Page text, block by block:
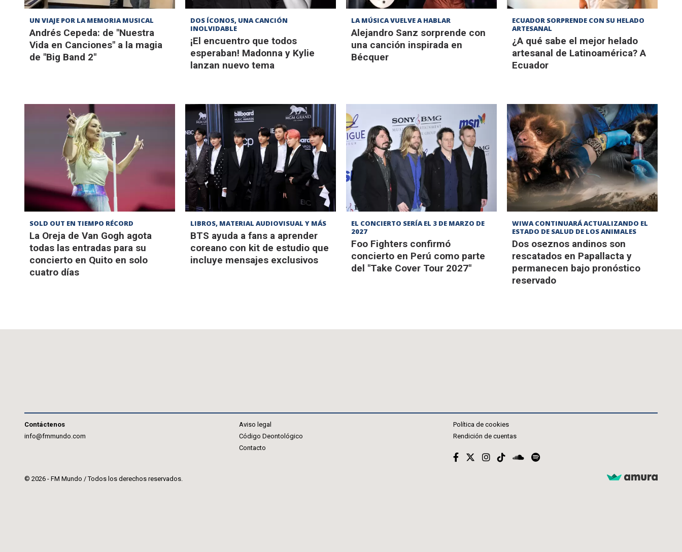
UN VIAJE POR LA MEMORIA MUSICAL
Andrés Cepeda: de "Nuestra
Vida en Canciones" a la magia
de "Big Band 2"
DOS ÍCONOS, UNA CANCIÓN
INOLVIDABLE
¡El encuentro que todos
esperaban! Madonna y Kylie
lanzan nuevo tema
LA MÚSICA VUELVE A HABLAR
Alejandro Sanz sorprende con
una canción inspirada en
Bécquer
ECUADOR SORPRENDE CON SU HELADO
ARTESANAL
¿A qué sabe el mejor helado
artesanal de Latinoamérica? A
Ecuador
SOLD OUT EN TIEMPO RÉCORD
La Oreja de Van Gogh agota
todas las entradas para su
concierto en Quito en solo
cuatro días
LIBROS, MATERIAL AUDIOVISUAL Y MÁS
BTS ayuda a fans a aprender
coreano con kit de estudio que
incluye mensajes exclusivos
EL CONCIERTO SERÍA EL 3 DE MARZO DE
2027
Foo Fighters confirmó
concierto en Perú como parte
del "Take Cover Tour 2027"
WIWA CONTINUARÁ ACTUALIZANDO EL
ESTADO DE SALUD DE LOS ANIMALES
Dos oseznos andinos son
rescatados en Papallacta y
permanecen bajo pronóstico
reservado
Contáctenos
info@fmmundo.com
Aviso legal
Código Deontológico
Contacto
Política de cookies
Rendición de cuentas
© 2026 - FM Mundo / Todos los derechos reservados.